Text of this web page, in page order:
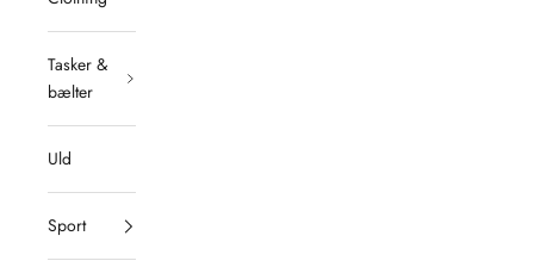
Tasker &
bælter
Uld
Sport